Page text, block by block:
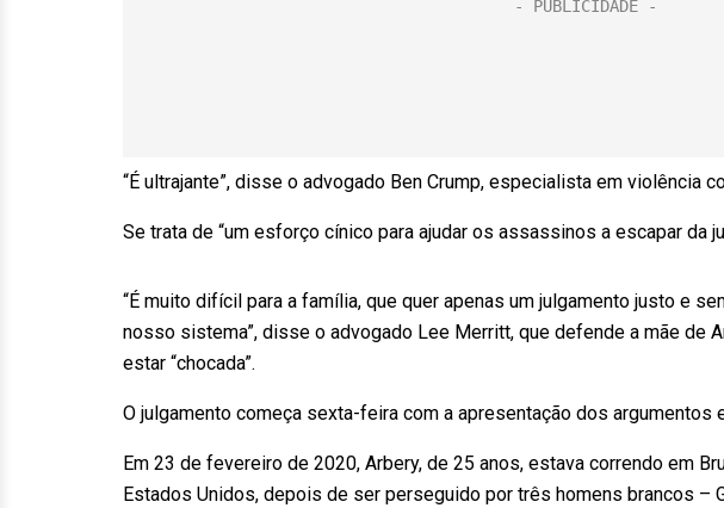
“É ultrajante”, disse o advogado Ben Crump, especialista em violência
Se trata de “um esforço cínico para ajudar os assassinos a escapar da
“É muito difícil para a família, que quer apenas um julgamento justo e
nosso sistema”, disse o advogado Lee Merritt, que defende a mãe de
estar “chocada”.
O julgamento começa sexta-feira com a apresentação dos argumentos
Em 23 de fevereiro de 2020, Arbery, de 25 anos, estava correndo em
Estados Unidos, depois de ser perseguido por três homens brancos –